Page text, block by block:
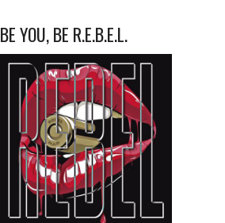
BE YOU, BE R.E.B.E.L.